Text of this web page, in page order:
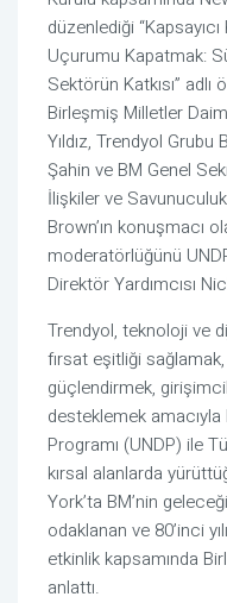
düzenlediği
Uçurumu Kapatmak:
Sektörün Katkısı” adlı
Birleşmiş Milletler
Yıldız, Trendyol Grubu
Şahin ve BM Genel
İlişkiler ve
Brown’ın konuşmacı
moderatörlüğünü
Direktör Yardımcısı
Trendyol, teknoloji ve
fırsat eşitliği
güçlendirmek,
desteklemek
Programı (UNDP) ile
kırsal alanlarda
York’ta BM’nin
odaklanan ve 80’inci
etkinlik kapsamında
anlattı.